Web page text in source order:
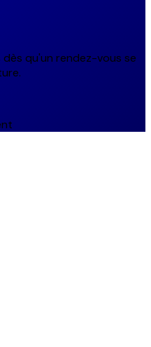
qu'un rendez-vous se